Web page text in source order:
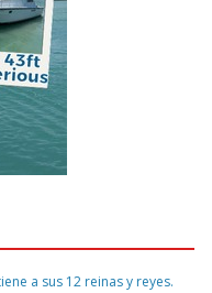
a sus 12 reinas y reyes.